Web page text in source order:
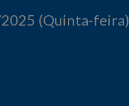
(Quinta-feira)